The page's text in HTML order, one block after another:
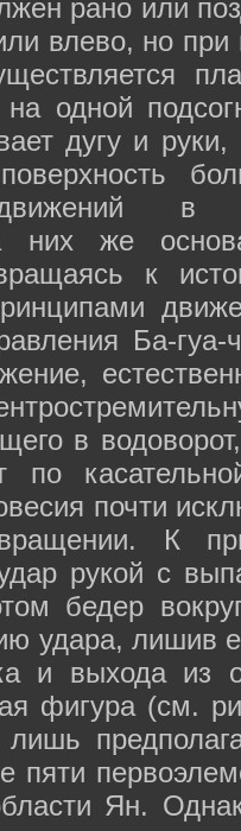
рано или
влево, но
на одной
дугу и
в
них же
к
Ба-
в
почти
К
рукой с
бедер
удара, лишив
и выхода из
фигура (см.
пяти
Ян.